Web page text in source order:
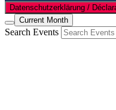
Datenschutzerklärung /
Current Month
Search Events